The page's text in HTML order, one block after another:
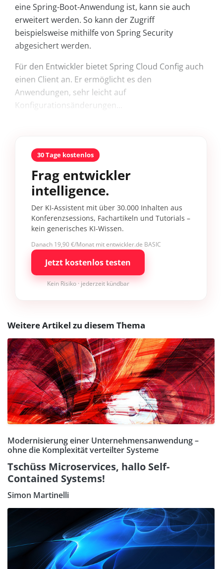
eine Spring-Boot-Anwendung ist, kann sie auch
erweitert werden. So kann der Zugriff
beispielsweise mithilfe von Spring Security
abgesichert werden.
Für den Entwickler bietet Spring Cloud Config auch
einen Client an. Er ermöglicht es den
Anwendungen, sehr leicht auf
Konfigurationsänderungen...
30 Tage kostenlos
Frag entwickler
intelligence.
Der KI-Assistent mit über 30.000 Inhalten aus
Konferenzsessions, Fachartikeln und Tutorials –
kein generisches KI-Wissen.
Danach 19,90 €/Monat mit entwickler.de BASIC
Jetzt kostenlos testen
Kein Risiko · jederzeit kündbar
Weitere Artikel zu diesem Thema
Modernisierung einer Unternehmensanwendung –
ohne die Komplexität verteilter Systeme
Tschüss Microservices, hallo Self-
Contained Systems!
Simon Martinelli